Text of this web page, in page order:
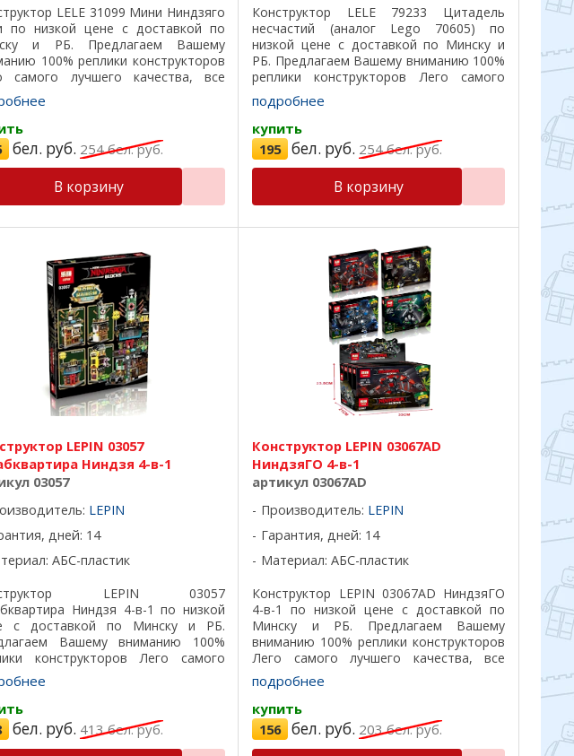
LELE 31099 Мини Ниндзяго
по низкой цене с доставкой по
и РБ. Предлагаем Вашему
100% реплики конструкторов
самого лучшего качества, все
подходят на 100%, отличный
красивая подарочная коробка,
бел. руб. 254бел. руб.
В корзину
Конструктор LELE 79233 Цитадель
несчастий (аналог Lego 70605) по
низкой цене с доставкой по Минску и
РБ. Предлагаем Вашему вниманию 100%
реплики конструкторов Лего самого
лучшего качества, все детали подходят
на 100%, отличный пластик, красивая ...
подробнее
купить
195 бел. руб. 254бел. руб.
В корзину
LEPIN 03057
Ниндзя 4-в-1
03057
LEPIN
дней: 14
АБС-пластик
LEPIN 03057
Ниндзя 4-в-1 по низкой
с доставкой по Минску и РБ.
Вашему вниманию 100%
конструкторов Лего самого
качества, все детали подходят
отличный пластик, красивая
...
бел. руб. 413бел. руб.
Конструктор LEPIN 03067AD
НиндзяГО 4-в-1
артикул 03067AD
Производитель: LEPIN
Гарантия, дней: 14
Материал: АБС-пластик
Конструктор LEPIN 03067AD НиндзяГО
4-в-1 по низкой цене с доставкой по
Минску и РБ. Предлагаем Вашему
вниманию 100% реплики конструкторов
Лего самого лучшего качества, все
детали подходят на 100%, отличный
пластик, красивая подарочная коробка,
...
подробнее
купить
156 бел. руб. 203бел. руб.